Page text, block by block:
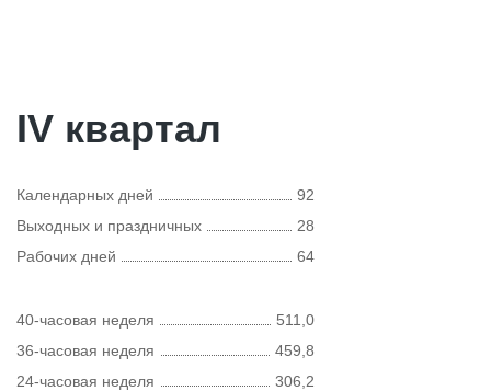
IV квартал
Календарных дней
92
Выходных и праздничных
28
Рабочих дней
64
40-часовая неделя
511,0
36-часовая неделя
459,8
24-часовая неделя
306,2